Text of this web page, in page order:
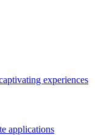
experiences
applications